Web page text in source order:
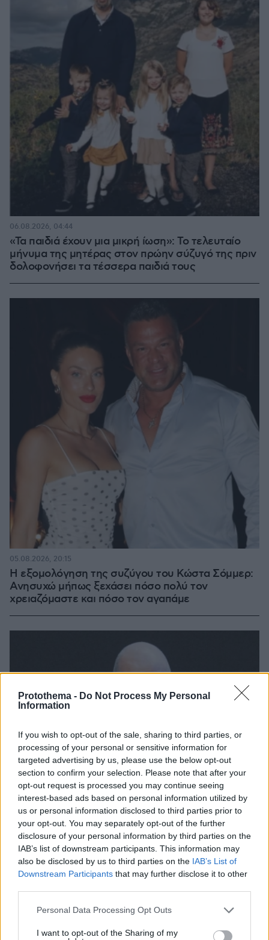
Protothema - Do Not Process My Personal
Information
If you wish to opt-out of the sale, sharing to third parties, or
processing of your personal or sensitive information for
targeted advertising by us, please use the below opt-out
section to confirm your selection. Please note that after your
opt-out request is processed you may continue seeing
interest-based ads based on personal information utilized by
us or personal information disclosed to third parties prior to
your opt-out. You may separately opt-out of the further
disclosure of your personal information by third parties on the
IAB’s list of downstream participants. This information may
also be disclosed by us to third parties on the IAB’s List of
Downstream Participants that may further disclose it to other
Please note that this website/app uses one or more Google
not limited to your visit or usage behaviour. You may click to
Personal Data Processing Opt Outs
I want to opt-out of the Sharing of my
«Τα παιδιά έχουν μια μικρή ίωση»: Το τελευταίο
μήνυμα της μητέρας στον πρώην σύζυγό της πριν
δολοφονήσει τα τέσσερα παιδιά τους
06.08.2026, 04:44
Η εξομολόγηση της συζύγου του Κώστα Σόμμερ:
Ανησυχώ μήπως ξεχάσει πόσο πολύ τον
χρειαζόμαστε και πόσο τον αγαπάμε
05.08.2026, 20:15
Σερ Ντέμης Χασάμπης: Ποιος είναι ο Έλληνας
νέος «εγκέφαλος» του τμήματος AI της Google
05.08.2026, 21:43